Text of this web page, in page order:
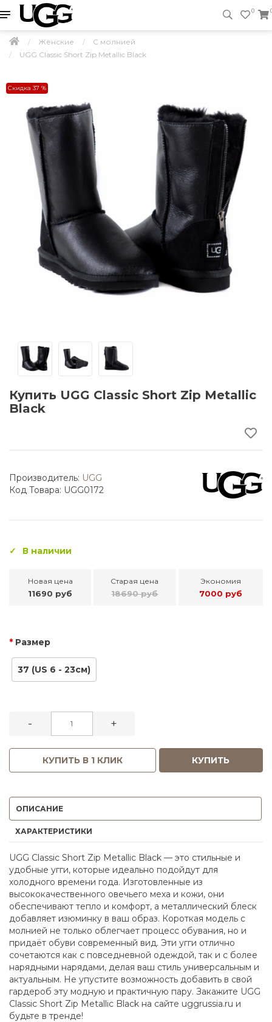
0
Женские
С молнией
UGG Classic Short Zip Metallic Black
Скидка 37 %
Купить UGG Classic Short Zip Metallic
Black
Производитель: UGG
Код Товара: UGG0172
В наличии
Новая цена
11690 руб
Старая цена
18690 руб
Экономия
7000 руб
Размер
37 (US 6 - 23см)
- +
КУПИТЬ В 1 КЛИК КУПИТЬ
ОПИСАНИЕ
ХАРАКТЕРИСТИКИ
UGG Classic Short Zip Metallic Black — это стильные и
удобные угги, которые идеально подойдут для
холодного времени года. Изготовленные из
высококачественного овечьего меха и кожи, они
обеспечивают тепло и комфорт, а металлический блеск
добавляет изюминку в ваш образ. Короткая модель с
молнией не только облегчает процесс обувания, но и
придаёт обуви современный вид. Эти угги отлично
сочетаются как с повседневной одеждой, так и с более
нарядными нарядами, делая ваш стиль универсальным и
актуальным. Не упустите возможность добавить в свой
гардероб эту модную и практичную пару. Закажите UGG
Classic Short Zip Metallic Black на сайте uggrussia.ru и
будьте в тренде!